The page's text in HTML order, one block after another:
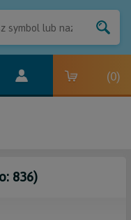
(0)
836)